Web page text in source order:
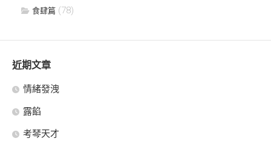
食肆篇 (78)
近期文章
情緒發洩
露餡
考琴天才